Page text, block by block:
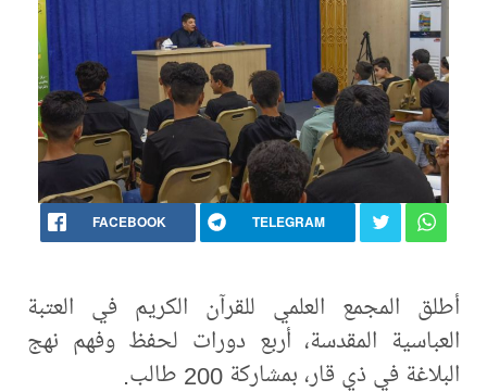
FACEBOOK TELEGRAM
أطلق المجمع العلمي للقرآن الكريم في العتبة
العباسية المقدسة، أربع دورات لحفظ وفهم نهج
البلاغة في ذي قار، بمشاركة 200 طالب.